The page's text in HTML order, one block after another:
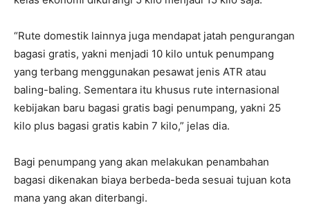
“Rute domestik lainnya juga mendapat jatah pengurangan
bagasi gratis, yakni menjadi 10 kilo untuk penumpang
yang terbang menggunakan pesawat jenis ATR atau
baling-baling. Sementara itu khusus rute internasional
kebijakan baru bagasi gratis bagi penumpang, yakni 25
kilo plus bagasi gratis kabin 7 kilo,” jelas dia.
Bagi penumpang yang akan melakukan penambahan
bagasi dikenakan biaya berbeda-beda sesuai tujuan kota
mana yang akan diterbangi.